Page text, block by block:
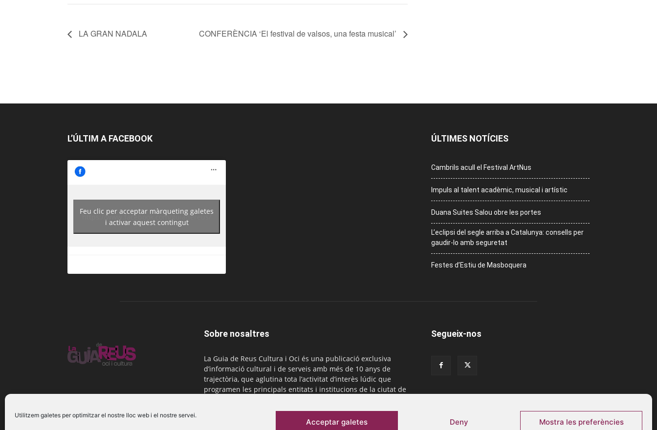
Utilitzem galetes per optimitzar el nostre lloc web i el nostre servei.
Acceptar galetes Deny Mostra les preferències
LA GRAN NADALA CONFERÈNCIA ‘El festival de valsos, una festa musical’
L’ÚLTIM A FACEBOOK
https://www.facebook.com/guiadereus/
Feu clic per acceptar màrqueting galetes
i activar aquest contingut
ÚLTIMES NOTÍCIES
Cambrils acull el Festival ArtNus
Impuls al talent acadèmic, musical i artístic
Duana Suites Salou obre les portes
L’eclipsi del segle arriba a Catalunya: consells per
gaudir-lo amb seguretat
Festes d’Estiu de Masboquera
Sobre nosaltres
La Guia de Reus Cultura i Oci és una publicació exclusiva
d’informació cultural i de serveis amb més de 10 anys de
trajectòria, que aglutina tota l’activitat d’interès lúdic que
programen les principals entitats i institucions de la ciutat de
comercial@laguiadereus.com
Segueix-nos